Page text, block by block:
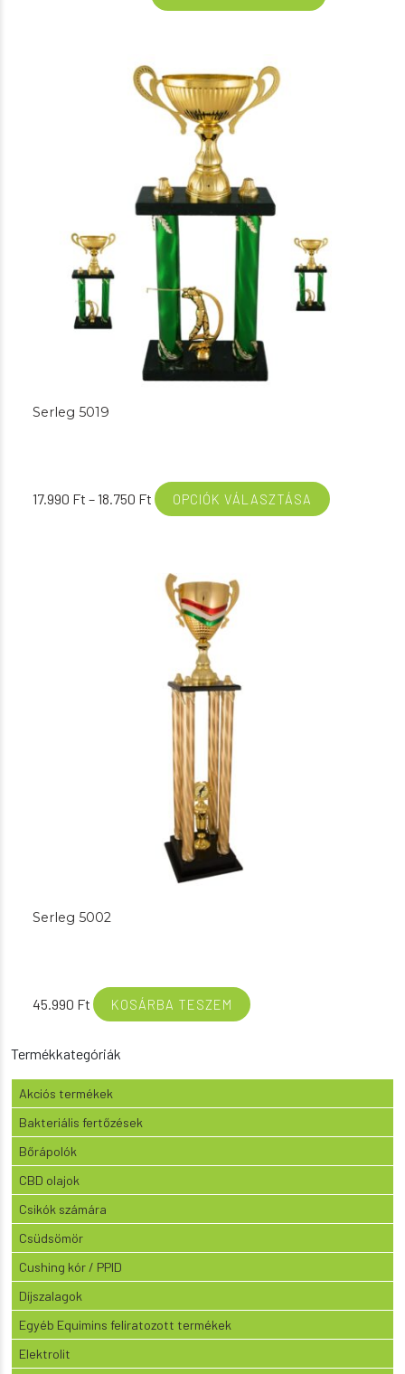
9.550 Ft
Serleg 5019
17.990 Ft –18.750 Ft Ártartomány:
17.990 Ft
OPCIÓK VÁLASZTÁSA
Serleg 5002
45.990 Ft KOSÁRBA TESZEM
Termékkategóriák
Akciós termékek
Bakteriális fertőzések
Bőrápolók
CBD olajok
Csikók számára
Csüdsömör
Cushing kór / PPID
Díjszalagok
Egyéb Equimins feliratozott termékek
Elektrolit